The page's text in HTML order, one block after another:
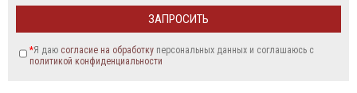
*Я даю согласие на обработкуперсональных данных и соглашаюсь c
политикой конфиденциальности